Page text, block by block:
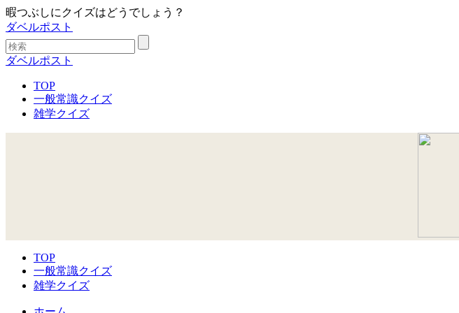
暇つぶしにクイズはどうでしょう？
ダベルポスト
ダベルポスト
TOP
一般常識クイズ
雑学クイズ
TOP
一般常識クイズ
雑学クイズ